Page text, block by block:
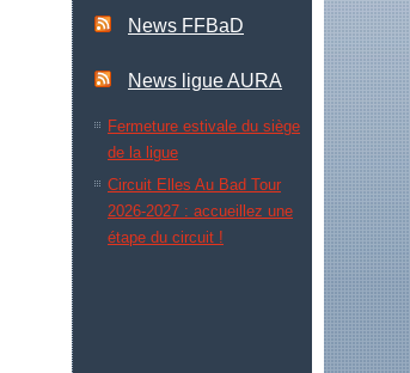
News FFBaD
News ligue AURA
Fermeture estivale du siège
de la ligue
Circuit Elles Au Bad Tour
2026-2027 : accueillez une
étape du circuit !